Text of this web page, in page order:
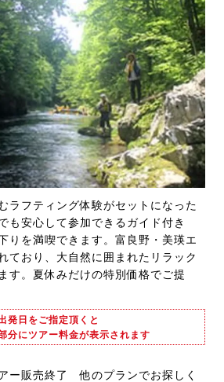
ラフティング体験がセットになった
も安心して参加できるガイド付き
りを満喫できます。富良野・美瑛エ
ており、大自然に囲まれたリラック
す。夏休みだけの特別価格でご提
発日をご指定頂くと
分にツアー料金が表示されます
ー販売終了 他のプランでお探しく